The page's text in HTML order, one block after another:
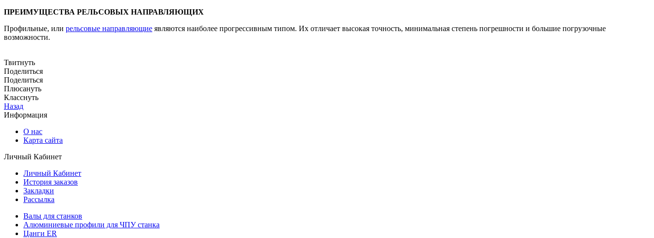
ПРЕИМУЩЕСТВА РЕЛЬСОВЫХ НАПРАВЛЯЮЩИХ
Профильные, или рельсовые направляющие являются наиболее прогрессивным типом. Их отличает высокая точность, минимальная степень погрешности и большие погрузочные
возможности.
Твитнуть
Поделиться
Поделиться
Плюсануть
Класснуть
Назад
Информация
О нас
Карта сайта
Личный Кабинет
Личный Кабинет
История заказов
Закладки
Рассылка
Валы для станков
Алюминиевые профили для ЧПУ станка
Цанги ER